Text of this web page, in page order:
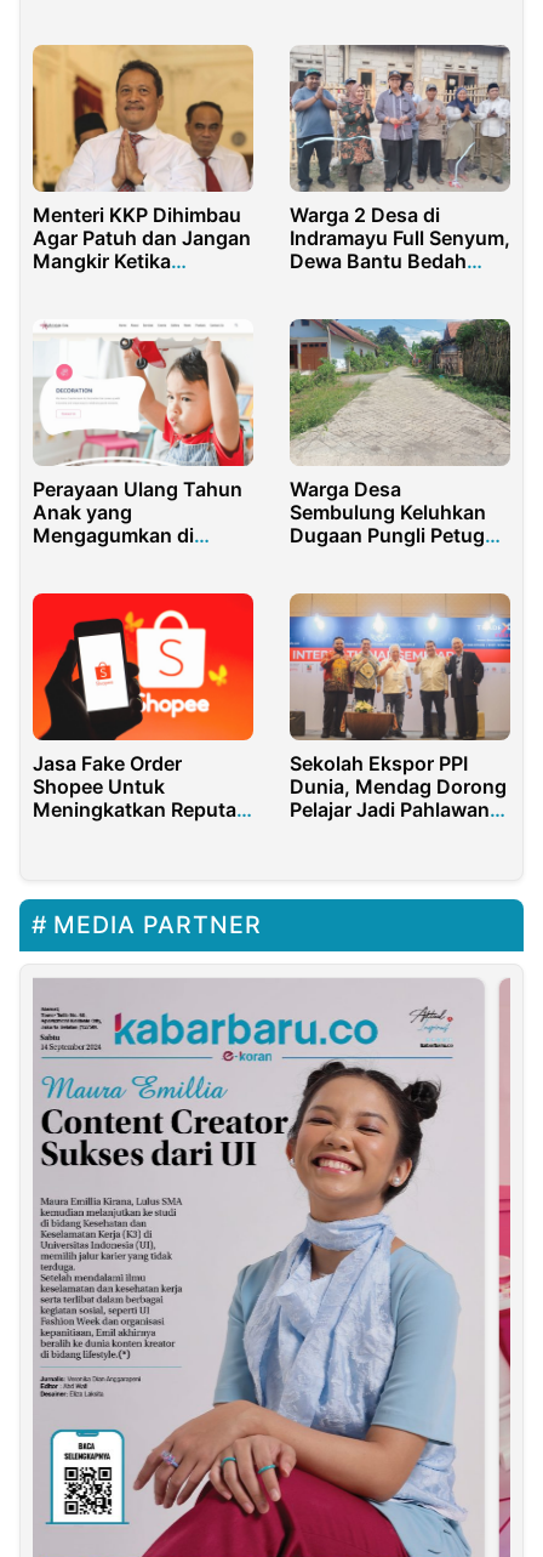
Menteri KKP Dihimbau
Agar Patuh dan Jangan
Mangkir Ketika
Warga 2 Desa di
Indramayu Full Senyum,
Dewa Bantu Bedah
Perayaan Ulang Tahun
Anak yang
Mengagumkan di
Warga Desa
Sembulung Keluhkan
Dugaan Pungli Petugas
Jasa Fake Order
Shopee Untuk
Meningkatkan Reputasi
Sekolah Ekspor PPI
Dunia, Mendag Dorong
Pelajar Jadi Pahlawan
MEDIA PARTNER